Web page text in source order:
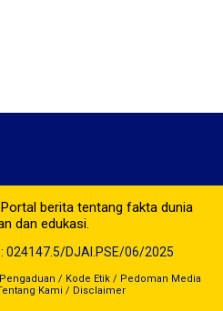
berita tentang fakta dunia
dan edukasi.
: 024147.5/DJAI.PSE/06/2025
Pengaduan / Kode Etik/ Pedoman Media
Kami / Disclaimer